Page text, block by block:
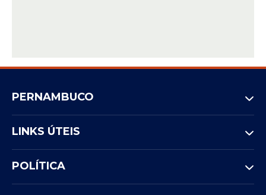
PERNAMBUCO
LINKS ÚTEIS
POLÍTICA